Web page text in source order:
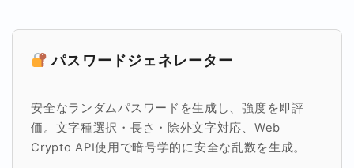
パスワードジェネレーター
安全なランダムパスワードを生成し、強度を即評
価。文字種選択・長さ・除外文字対応、Web
Crypto API使用で暗号学的に安全な乱数を生成。